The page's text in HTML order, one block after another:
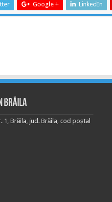
Google + LinkedIn
Brăila
1, Brăila, jud. Brăila, cod poștal